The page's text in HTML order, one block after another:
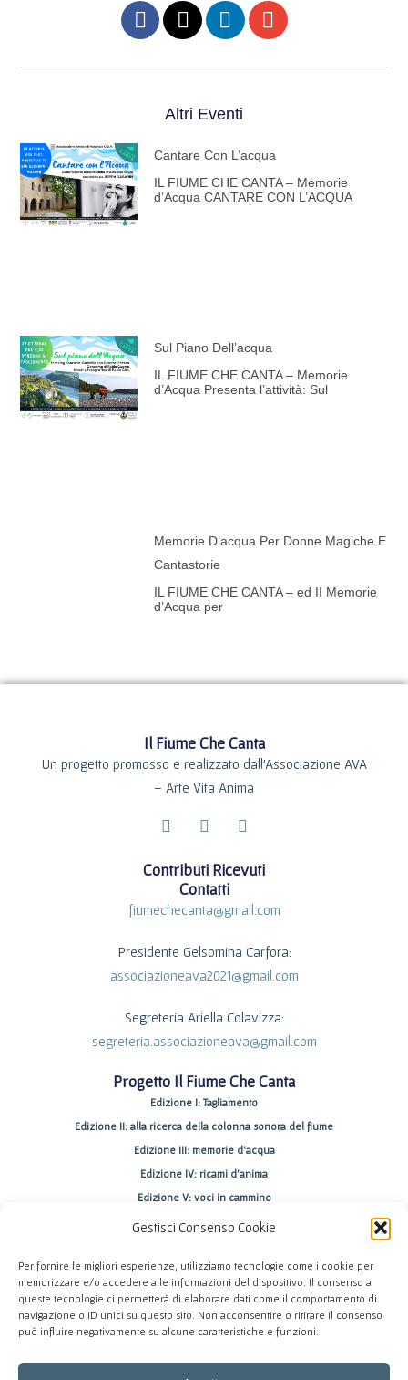
Gestisci Consenso Cookie
Per fornire le migliori esperienze, utilizziamo tecnologie come i cookie per
memorizzare e/o accedere alle informazioni del dispositivo. Il consenso a
queste tecnologie ci permetterà di elaborare dati come il comportamento di
navigazione o ID unici su questo sito. Non acconsentire o ritirare il consenso
può influire negativamente su alcune caratteristiche e funzioni.
Altri Eventi
Cantare Con L’acqua
IL FIUME CHE CANTA – Memorie
d’Acqua CANTARE CON L’ACQUA
Sul Piano Dell’acqua
IL FIUME CHE CANTA – Memorie
d’Acqua Presenta l’attività: Sul
Memorie D’acqua Per Donne Magiche E
Cantastorie
IL FIUME CHE CANTA – ed II Memorie
d’Acqua per
Il Fiume Che Canta
Un progetto promosso e realizzato dall’Associazione AVA
– Arte Vita Anima
F
e
o
-
f
I
t
a
g
m
Y
t
b
Contributi Ricevuti
Contatti
fiumechecanta@gmail.com
Presidente Gelsomina Carfora:
associazioneava2021@gmail.com
Segreteria Ariella Colavizza:
segreteria.associazioneava@gmail.com
Progetto Il Fiume Che Canta
Edizione I: Tagliamento
Edizione II: alla ricerca della colonna sonora del fiume
Edizione III: memorie d’acqua
Edizione IV: ricami d’anima
Edizione V: voci in cammino
Edizione VI: la carta dei valori
Promosso dall’associazione AvA – Arte Vita Anima. Realizzato con il
sostegno di Regione Autonoma Friuli Venezia Giulia, Fondazione
Friuli, Comune di Camino al Tagliamento, Comune di Valvasone
Arzene, Fondazione Pietro Pittini, Ambiente e Servizi Spa. L’attività di